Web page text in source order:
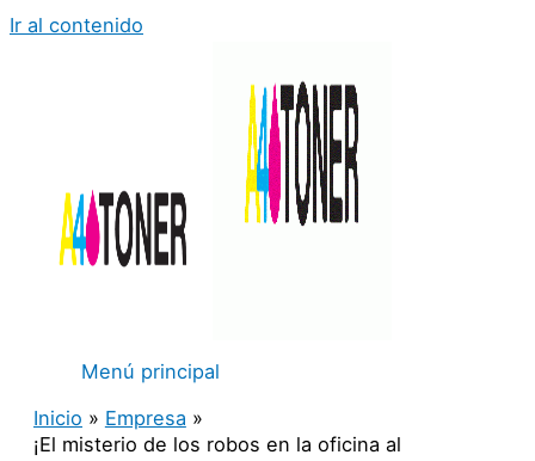
Ir al contenido
Menú principal
Inicio
Empresa
¡El misterio de los robos en la oficina al